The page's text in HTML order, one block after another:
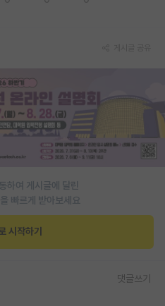
하여 게시글에 달린
빠르게 받아보세요
시작하기
댓글쓰기